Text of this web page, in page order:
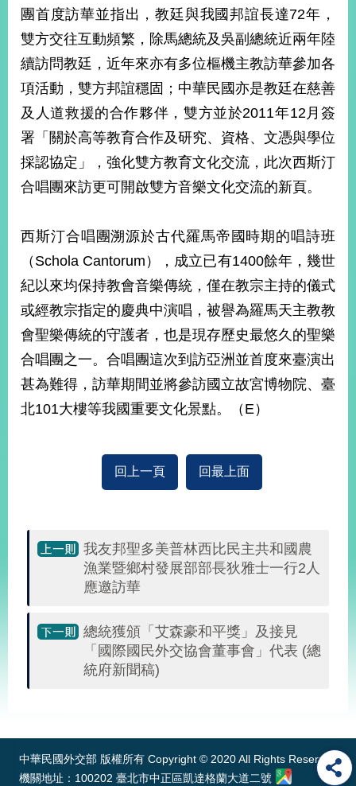
頁
站
導
覽
關
於
本
部
新
聞
中
心
外
資
訊
國
家
與
地
區
國
際
民
站
團首度訪華並指出，教廷與我國邦誼長達72年，
雙方交往互動頻繁，除馬總統及吳副總統近兩年陸
續訪問教廷，近年來亦有多位樞機主教訪華參加各
項活動，雙方邦誼穩固；中華民國亦是教廷在慈善
及人道救援的合作夥伴，雙方並於2011年12月簽
署「關於高等教育合作及研究、資格、文憑與學位
採認協定」，強化雙方教育文化交流，此次西斯汀
合唱團來訪更可開啟雙方音樂文化交流的新頁。
西斯汀合唱團溯源於古代羅馬帝國時期的唱詩班
（Schola Cantorum），成立已有1400餘年，幾世
紀以來均保持教會音樂傳統，僅在教宗主持的儀式
或經教宗指定的慶典中演唱，被譽為羅馬天主教教
會聖樂傳統的守護者，也是現存歷史最悠久的聖樂
合唱團之一。合唱團這次到訪亞洲並首度來臺演出
甚為難得，訪華期間並將參訪國立故宮博物院、臺
北101大樓等我國重要文化景點。（E）
回上一頁 回最上面
我友邦聖多美普林西比民主共和國農
漁業暨鄉村發展部部長狄雅士一行2人
應邀訪華
總統獲頒「艾森豪和平獎」及接見
「國際國民外交協會董事會」代表 (總
統府新聞稿)
中華民國外交部 版權所有 Copyright © 2020 All Rights Reserved
機關地址：100202 臺北市中正區凱達格蘭大道二號